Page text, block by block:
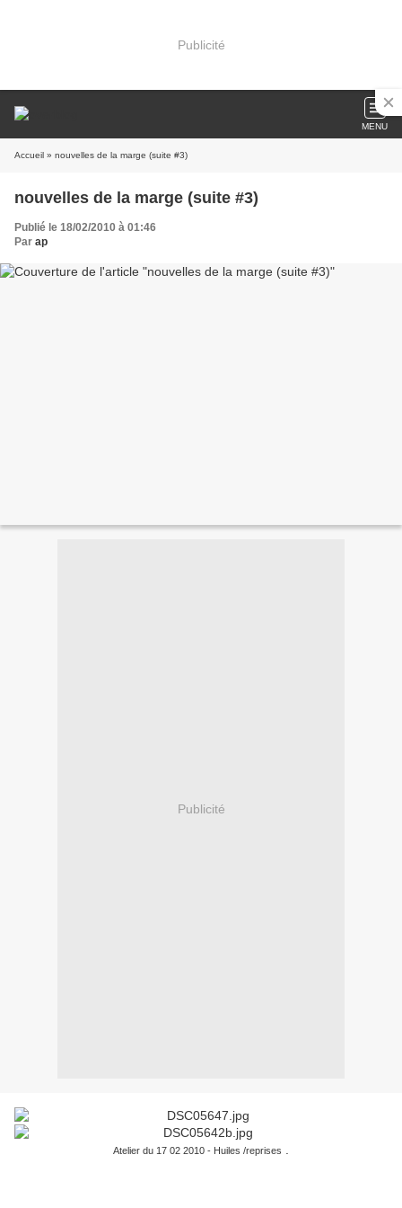
Publicité
MENU
Accueil » nouvelles de la marge (suite #3)
nouvelles de la marge (suite #3)
Publié le 18/02/2010 à 01:46
Par ap
Publicité
Atelier du 17 02 2010 - Huiles /reprises